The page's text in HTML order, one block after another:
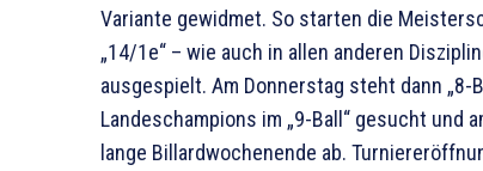
Variante gewidmet. So starten die
„14/1e“ – wie auch in allen anderen
ausgespielt. Am Donnerstag steht dann „8-
Landeschampions im „9-Ball“ gesucht und
lange Billardwochenende ab.